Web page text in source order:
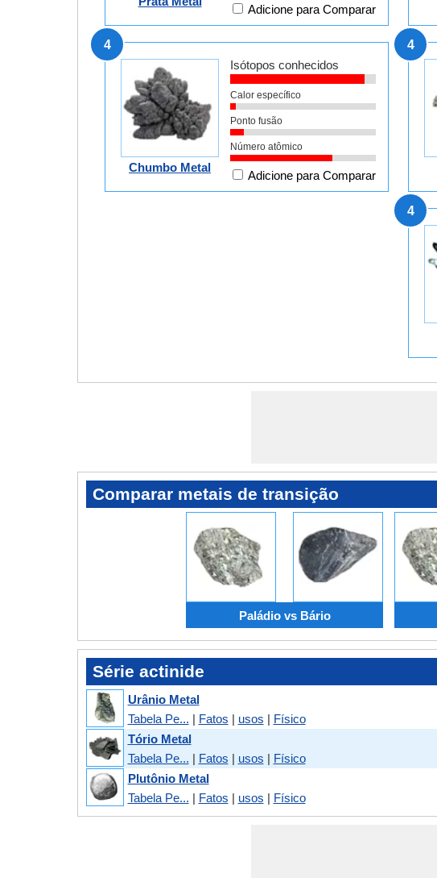
Adicione para Comparar
4
Chumbo Metal
Isótopos conhecidos
Calor específico
Ponto fusão
Número atômico
Adicione para Comparar
4
4
Comparar metais de transição
Paládio vs Bário
Série actinide
Urânio Metal
Tabela Pe... | Fatos | usos | Físico
Tório Metal
Tabela Pe... | Fatos | usos | Físico
Plutônio Metal
Tabela Pe... | Fatos | usos | Físico